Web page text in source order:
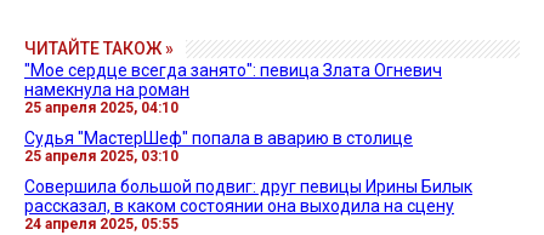
ЧИТАЙТЕ ТАКОЖ »
"Мое сердце всегда занято": певица Злата Огневич
намекнула на роман
25 апреля 2025, 04:10
Судья "МастерШеф" попала в аварию в столице
25 апреля 2025, 03:10
Совершила большой подвиг: друг певицы Ирины Билык
рассказал, в каком состоянии она выходила на сцену
24 апреля 2025, 05:55